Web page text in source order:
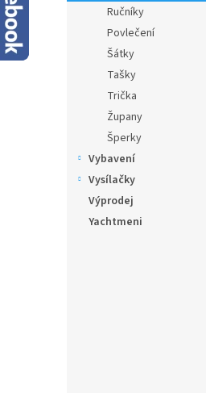
Ručníky
Povlečení
Šátky
Tašky
Trička
Župany
Šperky
Vybavení
Vysílačky
Výprodej
Yachtmeni